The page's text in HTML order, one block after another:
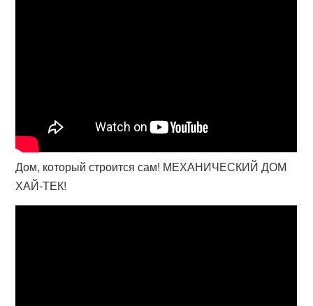
Дом, который строится сам! МЕХАНИЧЕСКИЙ ДОМ
ХАЙ-ТЕК!